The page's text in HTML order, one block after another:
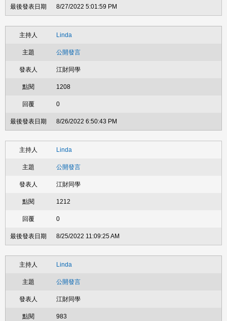
8/27/2022 5:01:59 PM
Linda
公開發言
江財同學
1208
0
8/26/2022 6:50:43 PM
Linda
公開發言
江財同學
1212
0
8/25/2022 11:09:25 AM
Linda
公開發言
江財同學
983